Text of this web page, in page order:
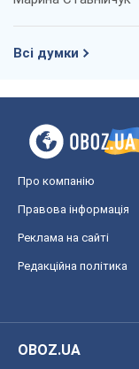
Всі думки
Про компанію
Правова інформація
Реклама на сайті
Редакційна політика
OBOZ.UA